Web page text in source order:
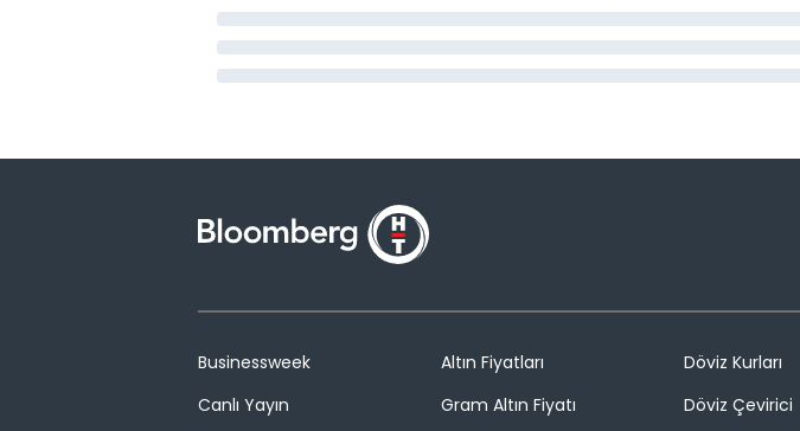
Businessweek
Canlı Yayın
Altın Fiyatları
Gram Altın Fiyatı
Döviz Kurları
Döviz Çevirici